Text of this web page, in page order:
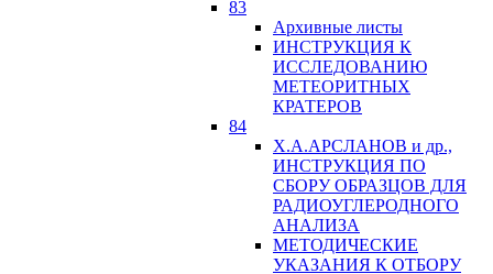
83
Архивные листы
ИНСТРУКЦИЯ К
ИССЛЕДОВАНИЮ
МЕТЕОРИТНЫХ
КРАТЕРОВ
84
Х.А.АРСЛАНОВ и др.,
ИНСТРУКЦИЯ ПО
СБОРУ ОБРАЗЦОВ ДЛЯ
РАДИОУГЛЕРОДНОГО
АНАЛИЗА
МЕТОДИЧЕСКИЕ
УКАЗАНИЯ К ОТБОРУ